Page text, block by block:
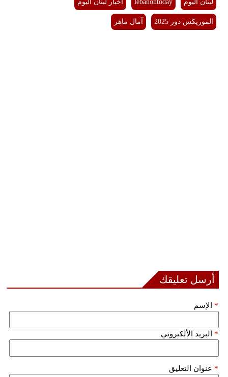
لبنان اليوم lebanontoday أخبار لبنان اليوم
الموريكس دور 2025 آمال ماهر
أرسل تعليقك
الإسم *
البريد الألكتروني *
عنوان التعليق *